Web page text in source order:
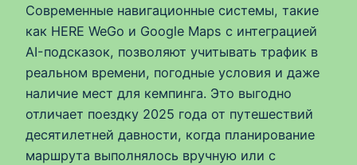
Современные навигационные системы, такие
как HERE WeGo и Google Maps с интеграцией
AI-подсказок, позволяют учитывать трафик в
реальном времени, погодные условия и даже
наличие мест для кемпинга. Это выгодно
отличает поездку 2025 года от путешествий
десятилетней давности, когда планирование
маршрута выполнялось вручную или с